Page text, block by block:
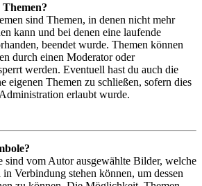
Themen?
sind Themen, in denen nicht mehr
kann und bei denen eine laufende
beendet wurde. Themen können
durch einen Moderator oder
werden. Eventuell hast du auch die
eigenen Themen zu schließen, sofern dies
erlaubt wurde.
sind vom Autor ausgewählte Bilder, welche
Verbindung stehen können, um dessen